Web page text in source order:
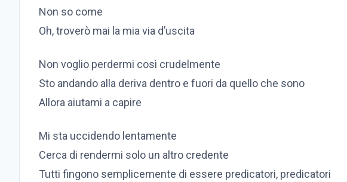
Non so come
Oh, troverò mai la mia via d’uscita
Non voglio perdermi così crudelmente
Sto andando alla deriva dentro e fuori da quello che sono
Allora aiutami a capire
Mi sta uccidendo lentamente
Cerca di rendermi solo un altro credente
Tutti fingono semplicemente di essere predicatori, predicatori